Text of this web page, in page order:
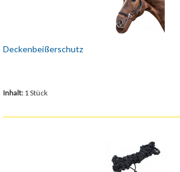
Deckenbeißerschutz
Inhalt: 1 Stück